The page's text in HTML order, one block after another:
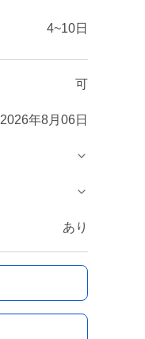
4~10日
可
2026年8月06日
あり